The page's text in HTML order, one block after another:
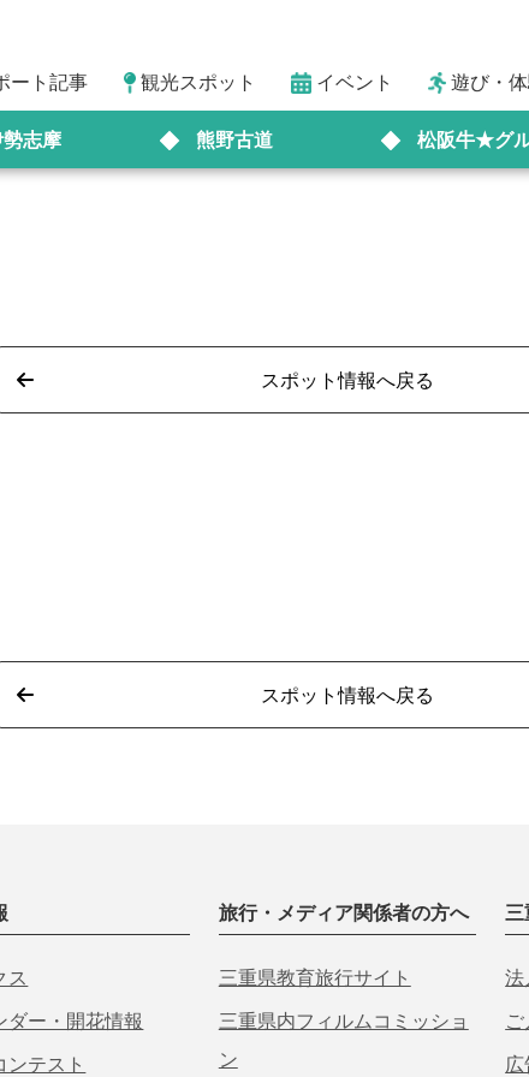
ート記事 観光スポット イベント 遊び・
志摩 熊野古道 松阪牛★グ
スポット情報へ戻る
スポット情報へ戻る
ス
ダー・開花情報
ンテスト
旅行・メディア関係者の方へ
三重県教育旅行サイト
三重県内フィルムコミッショ
ン
三
法